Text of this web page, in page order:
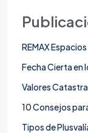
REMAX
Fecha Cierta en
Valores
10 Consejos
Tipos de